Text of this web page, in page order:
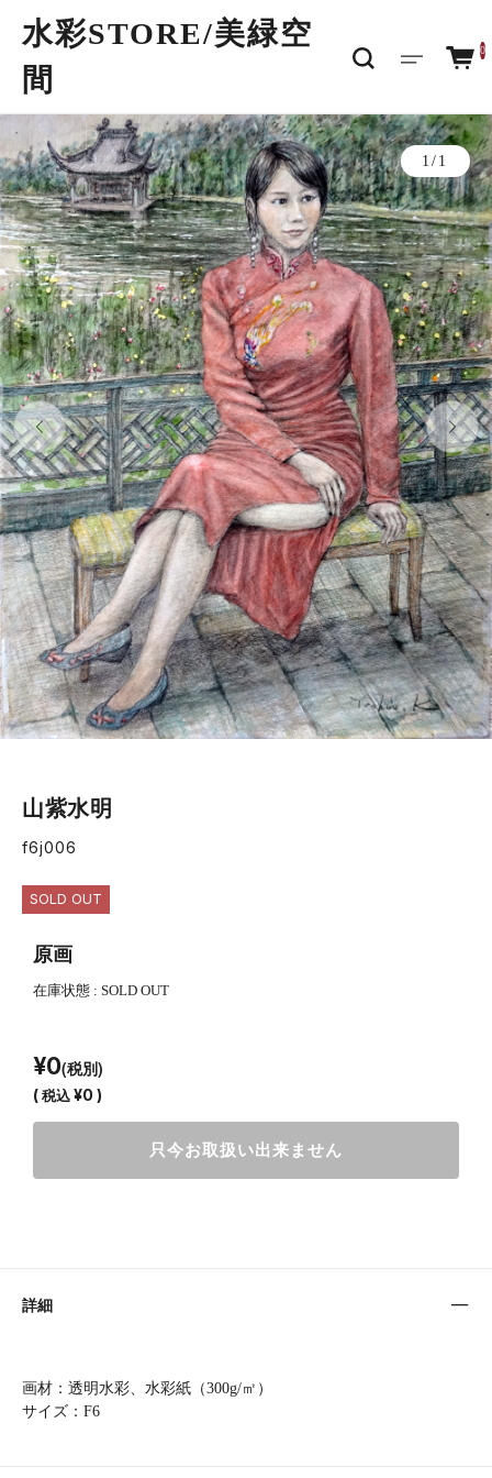
水彩STORE/​美緑空
間
0
1/1
山紫水明
f6j006
SOLD OUT
原画
在庫状態 : SOLD OUT
¥0(税別)
(税込¥0 )
只今お取扱い出来ません
詳細
画材：透明水彩、水彩紙（300g/㎡）
サイズ：F6